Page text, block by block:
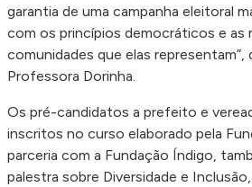
garantia de uma campanha eleitoral
com os princípios democráticos e as
comunidades que elas representam”,
Professora Dorinha.
Os pré-candidatos a prefeito e
inscritos no curso elaborado pela
parceria com a Fundação Índigo,
palestra sobre Diversidade e